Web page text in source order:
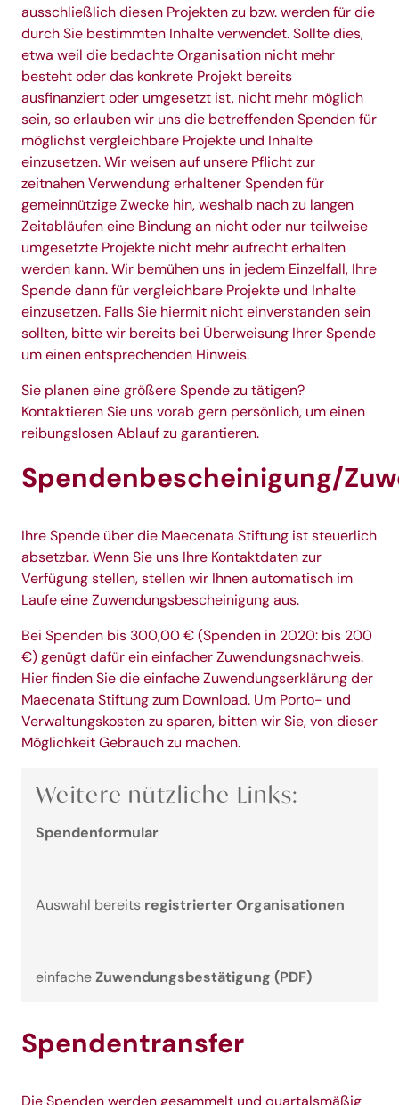
ausschließlich diesen Projekten zu bzw. werden für die
durch Sie bestimmten Inhalte verwendet. Sollte dies,
etwa weil die bedachte Organisation nicht mehr
besteht oder das konkrete Projekt bereits
ausfinanziert oder umgesetzt ist, nicht mehr möglich
sein, so erlauben wir uns die betreffenden Spenden für
möglichst vergleichbare Projekte und Inhalte
einzusetzen. Wir weisen auf unsere Pflicht zur
zeitnahen Verwendung erhaltener Spenden für
gemeinnützige Zwecke hin, weshalb nach zu langen
Zeitabläufen eine Bindung an nicht oder nur teilweise
umgesetzte Projekte nicht mehr aufrecht erhalten
werden kann. Wir bemühen uns in jedem Einzelfall, Ihre
Spende dann für vergleichbare Projekte und Inhalte
einzusetzen. Falls Sie hiermit nicht einverstanden sein
sollten, bitte wir bereits bei Überweisung Ihrer Spende
um einen entsprechenden Hinweis.
Sie planen eine größere Spende zu tätigen?
Kontaktieren Sie uns vorab gern persönlich, um einen
reibungslosen Ablauf zu garantieren.
Spendenbescheinigung/
Ihre Spende über die Maecenata Stiftung ist steuerlich
absetzbar. Wenn Sie uns Ihre Kontaktdaten zur
Verfügung stellen, stellen wir Ihnen automatisch im
Laufe eine Zuwendungsbescheinigung aus.
Bei Spenden bis 300,00 € (Spenden in 2020: bis 200
€) genügt dafür ein einfacher Zuwendungsnachweis.
Hier finden Sie die einfache Zuwendungserklärung der
Maecenata Stiftung zum Download. Um Porto- und
Verwaltungskosten zu sparen, bitten wir Sie, von dieser
Möglichkeit Gebrauch zu machen.
Weitere nützliche Links:
Spendenformular
Auswahl bereits registrierter Organisationen
einfache Zuwendungsbestätigung (PDF)
Spendentransfer
Die Spenden werden gesammelt und quartalsmäßig